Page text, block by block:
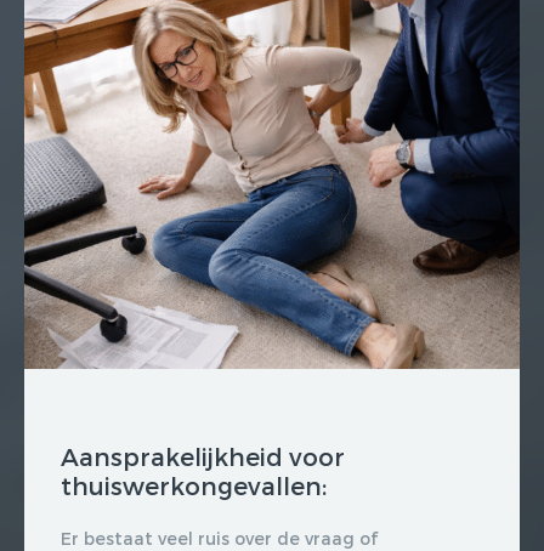
Aansprakelijkheid voor
thuiswerkongevallen:
Er bestaat veel ruis over de vraag of